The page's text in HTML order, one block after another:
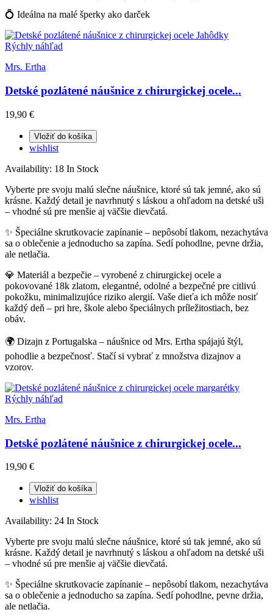
💍 Ideálna na malé šperky ako darček
Rýchly náhľad
Mrs. Ertha
Detské pozlátené náušnice z chirurgickej ocele...
19,90 €
Vložiť do košíka
wishlist
Availability: 18 In Stock
Vyberte pre svoju malú slečne náušnice, ktoré sú tak jemné, ako sú
krásne. Každý detail je navrhnutý s láskou a ohľadom na detské uši
– vhodné sú pre menšie aj väčšie dievčatá.
✨ Špeciálne skrutkovacie zapínanie – nepôsobí tlakom, nezachytáva
sa o oblečenie a jednoducho sa zapína. Sedí pohodlne, pevne držia,
ale netlačia.
💎 Materiál a bezpečie – vyrobené z chirurgickej ocele a
pokovované 18k zlatom, elegantné, odolné a bezpečné pre citlivú
pokožku, minimalizujúce riziko alergií. Vaše dieťa ich môže nosiť
každý deň – pri hre, škole alebo špeciálnych príležitostiach, bez
obáv.
🌍 Dizajn z Portugalska – náušnice od Mrs. Ertha spájajú štýl,
pohodlie a bezpečnosť. Stačí si vybrať z množstva dizajnov a
vzorov.
Rýchly náhľad
Mrs. Ertha
Detské pozlátené náušnice z chirurgickej ocele...
19,90 €
Vložiť do košíka
wishlist
Availability: 24 In Stock
Vyberte pre svoju malú slečne náušnice, ktoré sú tak jemné, ako sú
krásne. Každý detail je navrhnutý s láskou a ohľadom na detské uši
– vhodné sú pre menšie aj väčšie dievčatá.
✨ Špeciálne skrutkovacie zapínanie – nepôsobí tlakom, nezachytáva
sa o oblečenie a jednoducho sa zapína. Sedí pohodlne, pevne držia,
ale netlačia.